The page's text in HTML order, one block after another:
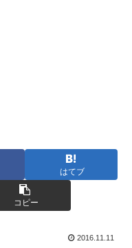
はてブ
コピー
2016.11.11